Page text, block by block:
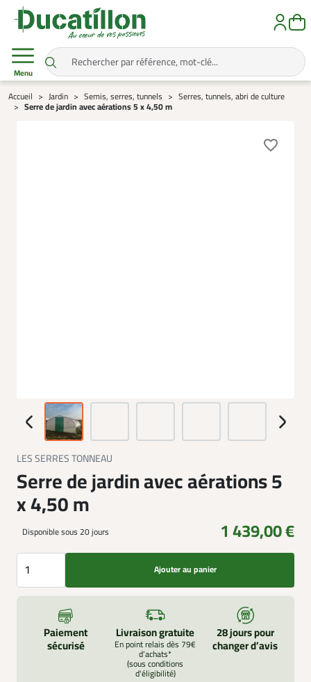
Menu
Accueil Jardin Semis, serres, tunnels Serres, tunnels, abri de culture
Serre de jardin avec aérations 5 x 4,50 m
favorite_border
LES SERRES TONNEAU
Serre de jardin avec aérations 5
x 4,50 m
Disponible sous 20 jours 1 439,00 €
Ajouter au panier
Paiement
sécurisé
Livraison gratuite
En point relais dès 79€
d’achats*
(sous conditions
d'éligibilité)
28 jours pour
changer d’avis